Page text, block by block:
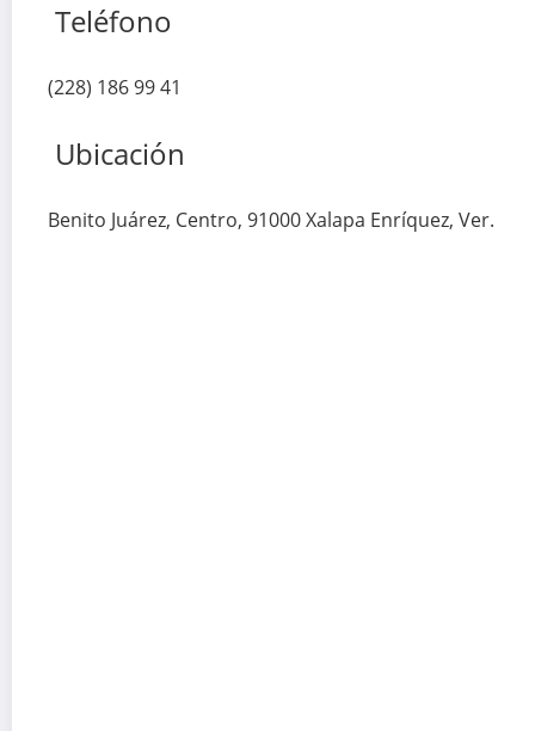
Teléfono
(228) 186 99 41
Ubicación
Benito Juárez, Centro, 91000 Xalapa Enríquez, Ver.